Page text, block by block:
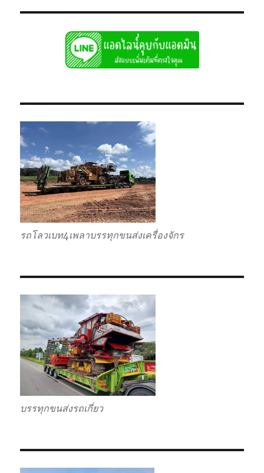
หัว
ลาก
โลวเบท
เตี้ย
รถโลวเบท4เพลาบรรทุกขนส่งเครื่องจักร
บรรทุกขนส่งรถเกี่ยว